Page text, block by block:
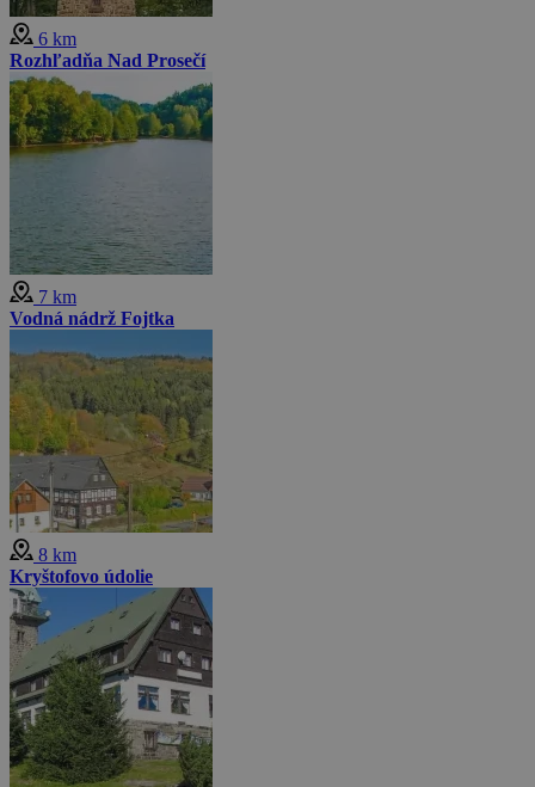
6 km
Rozhľadňa Nad Prosečí
7 km
Vodná nádrž Fojtka
8 km
Kryštofovo údolie